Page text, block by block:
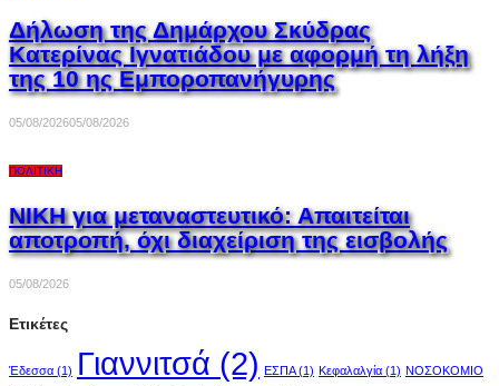
Δήλωση της Δημάρχου Σκύδρας
Κατερίνας Ιγνατιάδου με αφορμή τη λήξη
της 10 ης Εμποροπανήγυρης
05/08/202605/08/2026
ΠΟΛΙΤΙΚΉ
ΝΙΚΗ για μεταναστευτικό: Απαιτείται
αποτροπή, όχι διαχείριση της εισβολής
05/08/2026
Ετικέτες
Έδεσσα (1) Γιαννιτσά (2) ΕΣΠΑ(1) Κεφαλαλγία (1) ΝΟΣΟΚΟΜΙΟ